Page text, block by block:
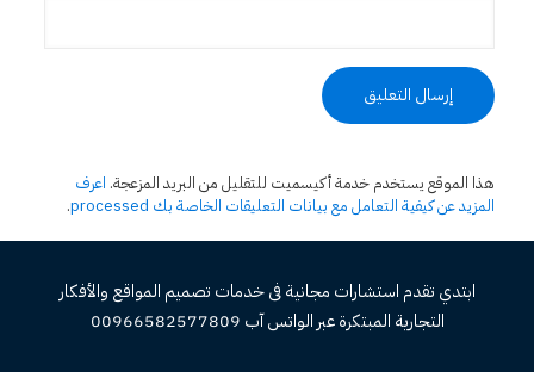
هذا الموقع يستخدم خدمة أكيسميت للتقليل من البريد المزعجة. اعرف
المزيد عن كيفية التعامل مع بيانات التعليقات الخاصة بك processed
.
ابتدي تقدم استشارات مجانية فى خدمات تصميم المواقع والأفكار
التجارية المبتكرة عبر الواتس آب 00966582577809